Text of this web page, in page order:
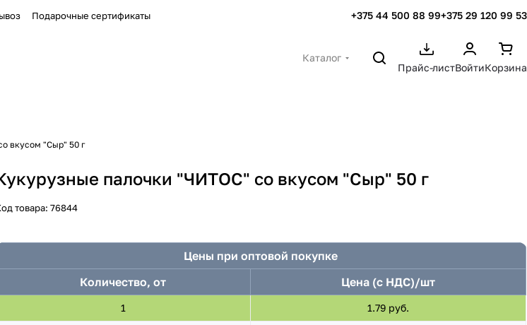
Подарочные сертификаты +375 44 500 88 99+375 29 120 99 53
Каталог
Прайс-листВойтиКорзина
вкусом "Сыр" 50 г
палочки "ЧИТОС" со вкусом "Сыр" 50 г
товара:76844
Цены при оптовой покупке
Количество, от
Цена (с НДС)/шт
1 1.79 руб.